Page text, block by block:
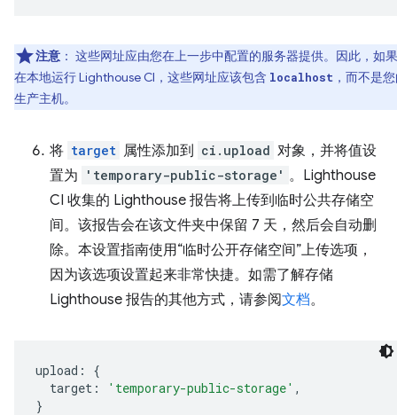
注意 ： 这些网址应由您在上一步中配置的服务器提供。因此，如
在本地运行 Lighthouse CI，这些网址应该包含 localhost ，而不是
生产主机。
将 target 属性添加到 ci.upload 对象，并将值设
置为
'temporary-public-storage' 。Lighthouse
CI 收集的 Lighthouse 报告将上传到临时公共存储空
间。该报告会在该文件夹中保留 7 天，然后会自动删
除。本设置指南使用“临时公开存储空间”上传选项，
因为该选项设置起来非常快捷。如需了解存储
Lighthouse 报告的其他方式，请参阅文档。
upload :
{
target : 'temporary-public-storage' ,
}